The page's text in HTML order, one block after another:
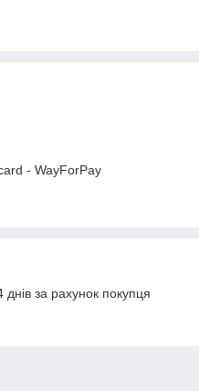
- WayForPay
за рахунок покупця